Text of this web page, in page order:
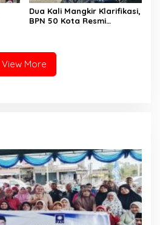
Dua Kali Mangkir Klarifikasi,
BPN 50 Kota Resmi
Hendryola Asmira
View More